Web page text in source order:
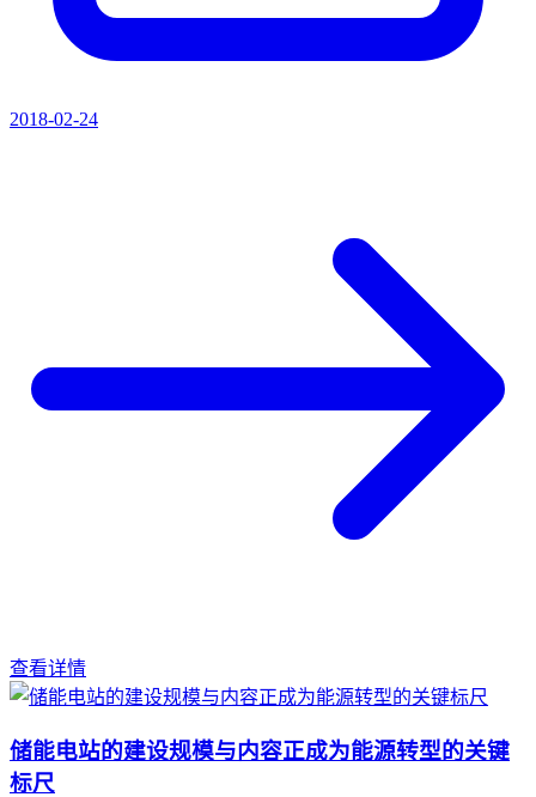
2018-02-24
查看详情
储能电站的建设规模与内容正成为能源转型的关键
标尺